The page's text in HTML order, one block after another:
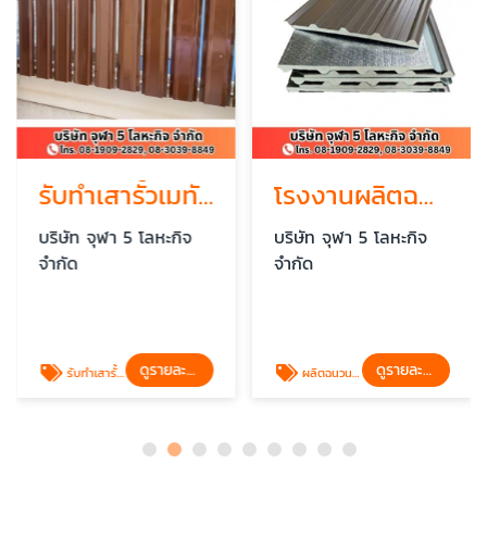
รับทำเสารั้วเมทัลชีท
บริษัท จุฬา 5 โลหะกิจ
จำกัด
รับทำเสารั้วเมทัลชีท ดูรายละเอียด
โรงงานผลิตฉนวนกันความร้อน PU
บริษัท จุฬา 5 โลหะกิจ
จำกัด
ผลิตฉนวนกันความร้อน PU ดูรายละเอียด